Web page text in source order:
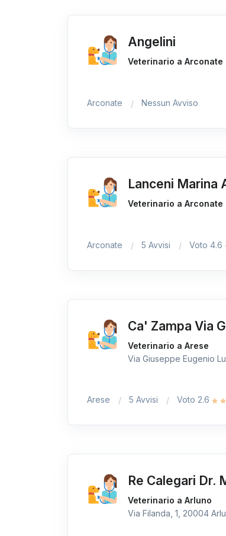
Angelini
Veterinario a Arconate
Arconate Nessun Avviso
Lanceni Marina
Veterinario a Arconate
Arconate 5 Avvisi Voto 4.6
Ca' Zampa Via
Veterinario a Arese
Via Giuseppe Eugenio
Arese 5 Avvisi Voto 2.6
Re Calegari Dr.
Veterinario a Arluno
Via Filanda, 1, 20004